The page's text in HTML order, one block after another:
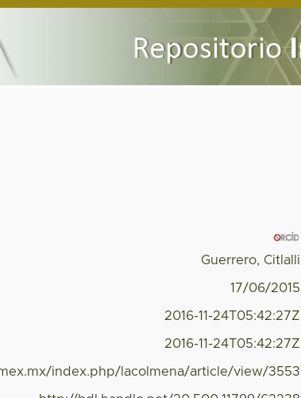
Guerrero, Citlalli
17/06/2015
2016-11-24T05:42:27Z
2016-11-24T05:42:27Z
index.php/lacolmena/article/view/3553